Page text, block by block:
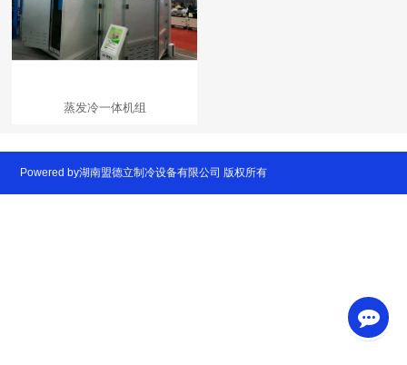
蒸发冷一体机组
Powered by湖南盟德立制冷设备有限公司 版权所有